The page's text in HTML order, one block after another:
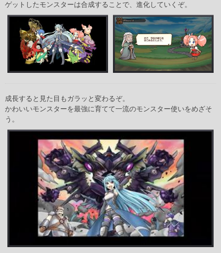
ゲットしたモンスターは合成することで、進化していくぞ。
成長すると見た目もガラッと変わるぞ。
かわいいモンスターを最強に育てて一流のモンスター使いをめざそ
う。